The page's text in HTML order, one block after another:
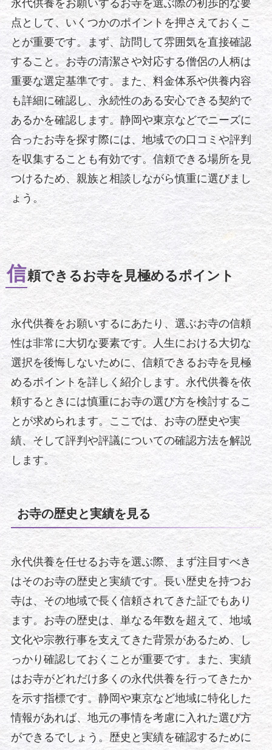
永代供養をお願いするお寺を選ぶ際の初歩的な要
点として、いくつかのポイントを押さえておくこ
とが重要です。まず、訪問して雰囲気を直接確認
すること。お寺の清潔さや対応する僧侶の人柄は
重要な選定基準です。また、料金体系や供養内容
も詳細に確認し、永続性のある安心できる契約で
あるかを確認します。静岡や東京などでニーズに
合ったお寺を探す際には、地域での口コミや評判
を収集することも有効です。信頼できる場所を見
つけるため、親族と相談しながら慎重に選びまし
ょう。
信頼できるお寺を見極めるポイント
永代供養をお願いするにあたり、選ぶお寺の信頼
性は非常に大切な要素です。人生における大切な
選択を後悔しないために、信頼できるお寺を見極
めるポイントを詳しく紹介します。永代供養を依
頼するときには慎重にお寺の選び方を検討するこ
とが求められます。ここでは、お寺の歴史や実
績、そして評判や評議についての確認方法を解説
します。
お寺の歴史と実績を見る
永代供養を任せるお寺を選ぶ際、まず注目すべき
はそのお寺の歴史と実績です。長い歴史を持つお
寺は、その地域で長く信頼されてきた証でもあり
ます。お寺の歴史は、単なる年数を超えて、地域
文化や宗教行事を支えてきた背景があるため、し
っかり確認しておくことが重要です。また、実績
はお寺がどれだけ多くの永代供養を行ってきたか
を示す指標です。静岡や東京など地域に特化した
情報があれば、地元の事情を考慮に入れた選び方
ができるでしょう。歴史と実績を確認するために